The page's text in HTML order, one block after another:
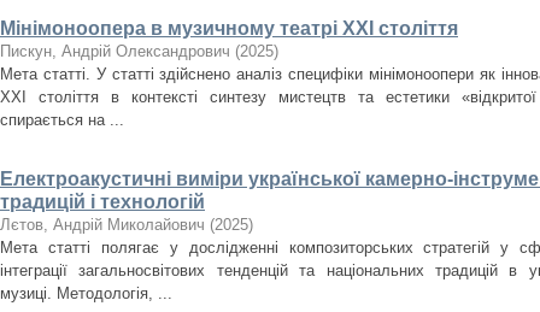
Мінімоноопера в музичному театрі ХХІ століття
Пискун, Андрій Олександрович (2025)
Мета статті. У статті здійснено аналіз специфіки мінімоноопери як
ХХІ століття в контексті синтезу мистецтв та естетики
спирається на ...
Електроакустичні виміри української камерно-
традицій і технологій
Лєтов, Андрій Миколайович (2025)
Мета статті полягає у дослідженні композиторських стратегій у
інтеграції загальносвітових тенденцій та національних традицій в
музиці. Методологія, ...